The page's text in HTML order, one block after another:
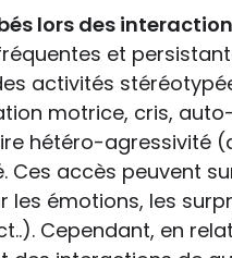
lors des
et
activités
motrice, cris,
hétéro-agressivité
Ces accès peuvent
émotions, les
Cependant, en